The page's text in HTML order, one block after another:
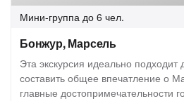
Мини-группа до 6 чел.
Бонжур, Марсель
Эта экскурсия идеально подходит
составить общее впечатление о
главные достопримечательности